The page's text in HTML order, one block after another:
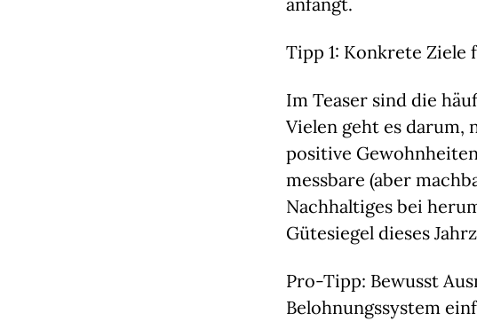
Tipp 1: Konkrete Ziele
Im Teaser sind die
Vielen geht es darum,
positive
messbare (aber
Nachhaltiges bei
Gütesiegel dieses
Pro-Tipp: Bewusst
Belohnungssystem